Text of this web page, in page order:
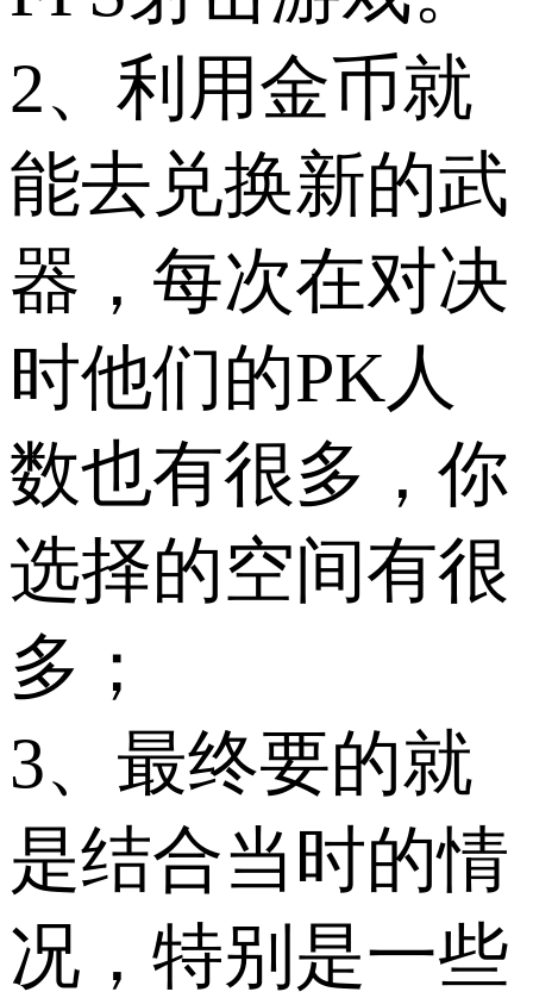
2、利用金币就
能去兑换新的武
器，每次在对决
时他们的PK人
数也有很多，你
选择的空间有很
多；
3、最终要的就
是结合当时的情
况，特别是一些